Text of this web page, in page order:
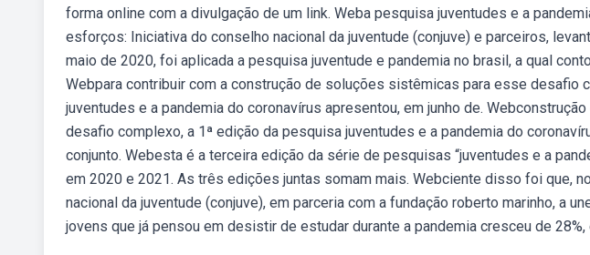
forma online com a divulgação de um link. Weba pesquisa juventudes e a
esforços: Iniciativa do conselho nacional da juventude (conjuve) e parceiros,
maio de 2020, foi aplicada a pesquisa juventude e pandemia no brasil, a qual
Webpara contribuir com a construção de soluções sistêmicas para esse desafio
juventudes e a pandemia do coronavírus apresentou, em junho de.
desafio complexo, a 1ª edição da pesquisa juventudes e a pandemia do
conjunto. Webesta é a terceira edição da série de pesquisas “juventudes e a
em 2020 e 2021. As três edições juntas somam mais. Webciente disso foi que,
nacional da juventude (conjuve), em parceria com a fundação roberto marinho, a
jovens que já pensou em desistir de estudar durante a pandemia cresceu de 28%,